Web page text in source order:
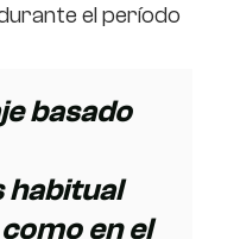
el período
basado
habitual
en el